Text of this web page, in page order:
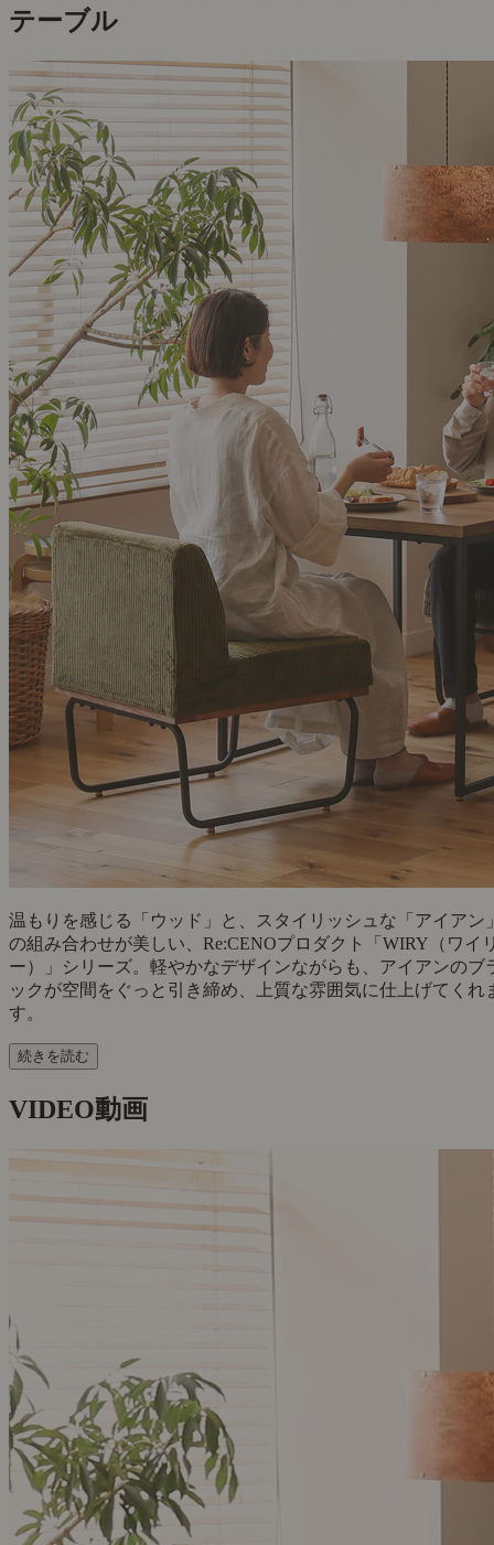
テーブル
温もりを感じる「ウッド」と、スタイリッシュな「アイアン
の組み合わせが美しい、Re:CENOプロダクト「WIRY（ワイ
ー）」シリーズ。軽やかなデザインながらも、アイアンのブ
ックが空間をぐっと引き締め、上質な雰囲気に仕上げてくれ
す。
続きを読む
VIDEO動画